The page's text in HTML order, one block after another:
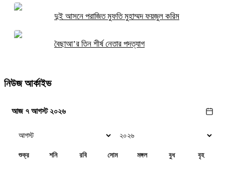
দুই আসনে পরাজিত মুফতি মুহাম্মদ ফয়জুল করিম
বৈছাআ’র তিন শীর্ষ নেতার পদত্যাগ
নিউজ আর্কাইভ
আজ ৭ আগস্ট ২০২৬
শুক্র শনি রবি সোম মঙ্গল বুধ বৃহ